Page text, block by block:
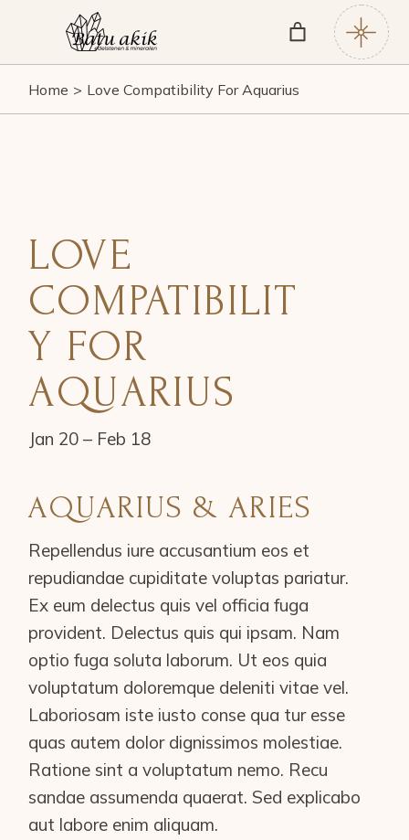
Home Love Compatibility For Aquarius
LOVE
COMPATIBILIT
Y FOR
AQUARIUS
Jan 20 – Feb 18
AQUARIUS & ARIES
Repellendus iure accusantium eos et
repudiandae cupiditate voluptas pariatur.
Ex eum delectus quis vel officia fuga
provident. Delectus quis qui ipsam. Nam
optio fuga soluta laborum. Ut eos quia
voluptatum doloremque deleniti vitae vel.
Laboriosam iste iusto conse qua tur esse
quas autem dolor dignissimos molestiae.
Ratione sint a voluptatum nemo. Recu
sandae assumenda quaerat. Sed explicabo
aut labore enim aliquam.